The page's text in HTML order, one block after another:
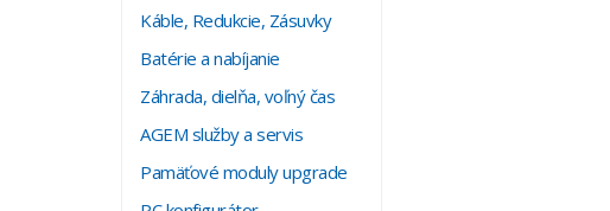
Káble, Redukcie, Zásuvky
Batérie a nabíjanie
Záhrada, dielňa, voľný čas
AGEM služby a servis
Pamäťové moduly upgrade